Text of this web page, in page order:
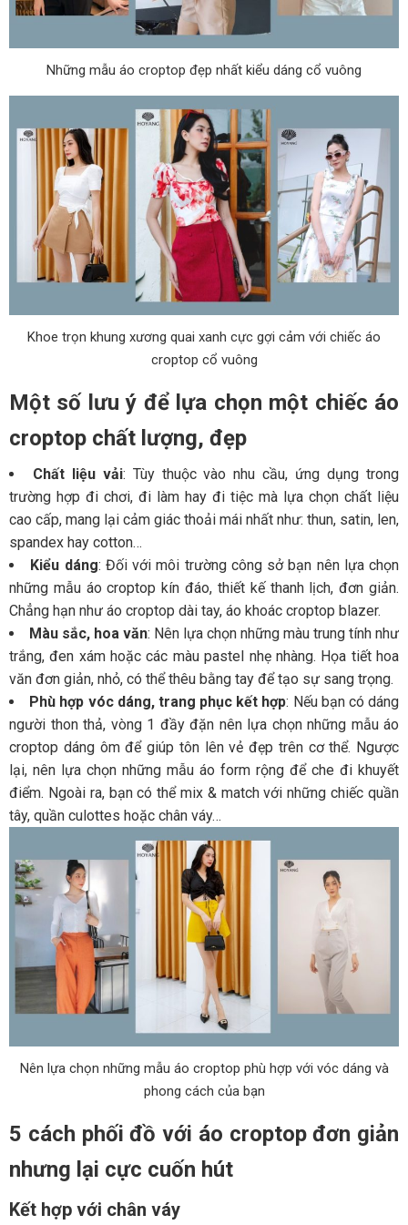
Những mẫu áo croptop đẹp nhất kiểu dáng cổ vuông
Khoe trọn khung xương quai xanh cực gợi cảm với chiếc áo
croptop cổ vuông
Một số lưu ý để lựa chọn một chiếc áo
croptop chất lượng, đẹp
Chất liệu vải: Tùy thuộc vào nhu cầu, ứng dụng trong
trường hợp đi chơi, đi làm hay đi tiệc mà lựa chọn chất liệu
cao cấp, mang lại cảm giác thoải mái nhất như: thun, satin, len,
spandex hay cotton…
Kiểu dáng: Đối với môi trường công sở bạn nên lựa chọn
những mẫu áo croptop kín đáo, thiết kế thanh lịch, đơn giản.
Chẳng hạn như áo croptop dài tay, áo khoác croptop blazer.
Màu sắc, hoa văn: Nên lựa chọn những màu trung tính như
trắng, đen xám hoặc các màu pastel nhẹ nhàng. Họa tiết hoa
văn đơn giản, nhỏ, có thể thêu bằng tay để tạo sự sang trọng.
Phù hợp vóc dáng, trang phục kết hợp: Nếu bạn có dáng
người thon thả, vòng 1 đầy đặn nên lựa chọn những mẫu áo
croptop dáng ôm để giúp tôn lên vẻ đẹp trên cơ thể. Ngược
lại, nên lựa chọn những mẫu áo form rộng để che đi khuyết
điểm. Ngoài ra, bạn có thể mix & match với những chiếc quần
tây, quần culottes hoặc chân váy…
Nên lựa chọn những mẫu áo croptop phù hợp với vóc dáng và
phong cách của bạn
5 cách phối đồ với áo croptop đơn giản
nhưng lại cực cuốn hút
Kết hợp với chân váy